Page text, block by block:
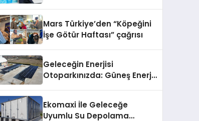
Mars Türkiye’den “Köpeğini
İşe Götür Haftası” çağrısı
Geleceğin Enerjisi
Otoparkınızda: Güneş Enerjili
Ekomaxi İle Geleceğe
Uyumlu Su Depolama